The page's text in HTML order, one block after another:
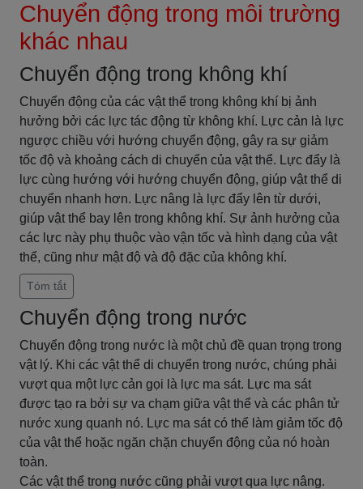
Chuyển động trong môi trường
khác nhau
Chuyển động trong không khí
Chuyển động của các vật thể trong không khí bị ảnh
hưởng bởi các lực tác động từ không khí. Lực cản là lực
ngược chiều với hướng chuyển động, gây ra sự giảm
tốc độ và khoảng cách di chuyển của vật thể. Lực đẩy là
lực cùng hướng với hướng chuyển động, giúp vật thể di
chuyển nhanh hơn. Lực nâng là lực đẩy lên từ dưới,
giúp vật thể bay lên trong không khí. Sự ảnh hưởng của
các lực này phụ thuộc vào vận tốc và hình dạng của vật
thể, cũng như mật độ và độ đặc của không khí.
Tóm tắt
Chuyển động trong nước
Chuyển động trong nước là một chủ đề quan trọng trong
vật lý. Khi các vật thể di chuyển trong nước, chúng phải
vượt qua một lực cản gọi là lực ma sát. Lực ma sát
được tạo ra bởi sự va chạm giữa vật thể và các phân tử
nước xung quanh nó. Lực ma sát có thể làm giảm tốc độ
của vật thể hoặc ngăn chặn chuyển động của nó hoàn
toàn.
Các vật thể trong nước cũng phải vượt qua lực nâng.